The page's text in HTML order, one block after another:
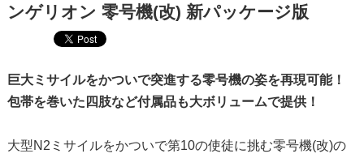
ンゲリオン 零号機(改) 新パッケージ版
巨大ミサイルをかついで突進する零号機の姿を再現可能！
包帯を巻いた四肢など付属品も大ボリュームで提供！
大型N2ミサイルをかついで第10の使徒に挑む零号機(改)の